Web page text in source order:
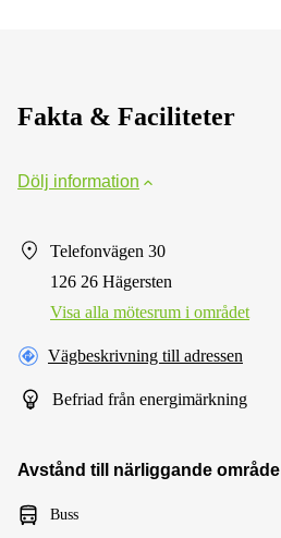
Fakta & Faciliteter
Dölj information
Telefonvägen 30
126 26 Hägersten
Visa alla mötesrum i området
Vägbeskrivning till adressen
Befriad från energimärkning
Avstånd till närliggande område
Buss